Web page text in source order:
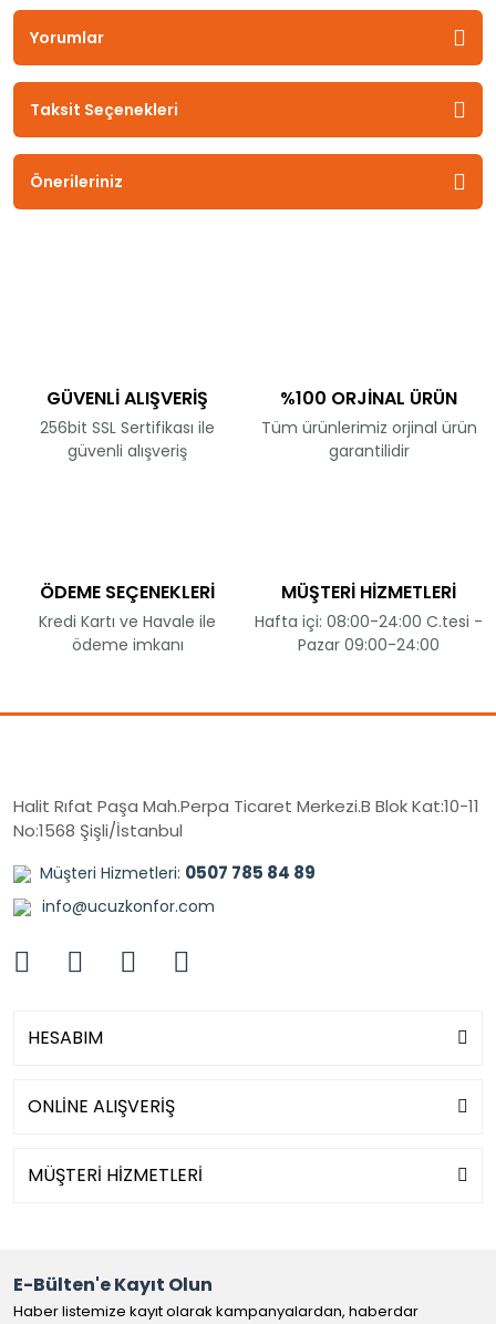
Yorumlar
Taksit Seçenekleri
Önerileriniz
GÜVENLİ ALIŞVERİŞ
256bit SSL Sertifikası ile
güvenli alışveriş
%100 ORJİNAL ÜRÜN
Tüm ürünlerimiz orjinal ürün
garantilidir
ÖDEME SEÇENEKLERİ
Kredi Kartı ve Havale ile
ödeme imkanı
MÜŞTERİ HİZMETLERİ
Hafta içi: 08:00-24:00 C.tesi -
Pazar 09:00-24:00
Halit Rıfat Paşa Mah.Perpa Ticaret Merkezi.B Blok Kat:10-11
No:1568 Şişli/İstanbul
Müşteri Hizmetleri: 0507 785 84 89
info@ucuzkonfor.com
HESABIM
ONLİNE ALIŞVERİŞ
MÜŞTERİ HİZMETLERİ
E-Bülten'e Kayıt Olun
Haber listemize kayıt olarak kampanyalardan, haberdar